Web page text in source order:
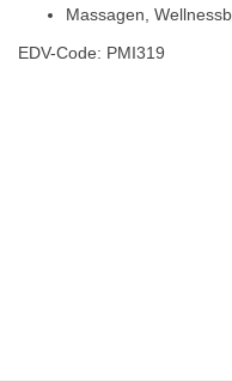
Massagen,
EDV-Code: PMI319